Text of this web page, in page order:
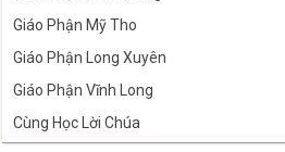
Giáo Phận Mỹ Tho
Giáo Phận Long Xuyên
Giáo Phận Vĩnh Long
Cùng Học Lời Chúa